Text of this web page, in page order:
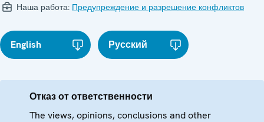
Наша работа: Предупреждение и разрешение конфликтов
English Русский
Отказ от ответственности
The views, opinions, conclusions and other